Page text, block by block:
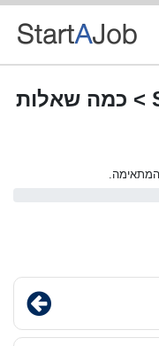
ניהול תרופות בSde Tzvi > כמה שאלות